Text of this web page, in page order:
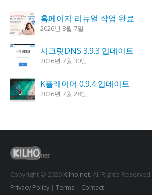
홈페이지 리뉴얼 작업 완료
2026년 8월 7일
시크릿DNS 3.9.3 업데이트
2026년 7월 30일
K플레이어 0.9.4 업데이트
2026년 7월 28일
꿈의세계 1.3.0 – 꿈해몽, 꿈풀이
2026년 7월 30일
Copyright © 2026 Kilho.net. All Rights Reserved.
Privacy Policy| Terms | Contact